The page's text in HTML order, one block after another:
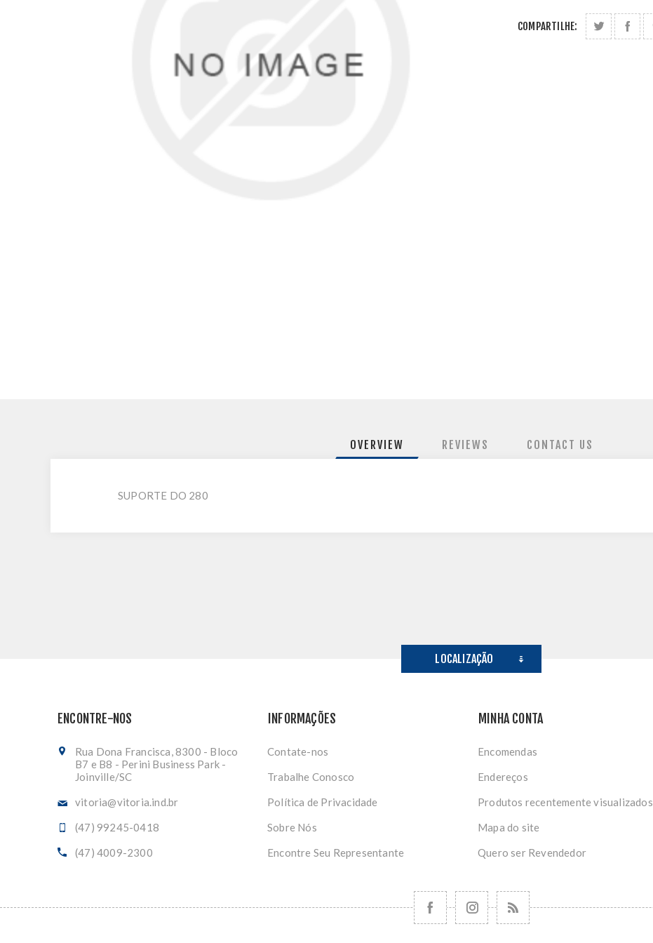
COMPARTILHE:
OVERVIEW REVIEWS CONTACT US
SUPORTE DO 280
LOCALIZAÇÃO
ENCONTRE-NOS
Rua Dona Francisca, 8300 - Bloco
B7 e B8 - Perini Business Park -
Joinville/SC
vitoria@vitoria.ind.br
(47) 99245-0418
(47) 4009-2300
INFORMAÇÕES
Contate-nos
Trabalhe Conosco
Política de Privacidade
Sobre Nós
Encontre Seu Representante
MINHA CONTA
Encomendas
Endereços
Produtos recentemente visualizados
Mapa do site
Quero ser Revendedor